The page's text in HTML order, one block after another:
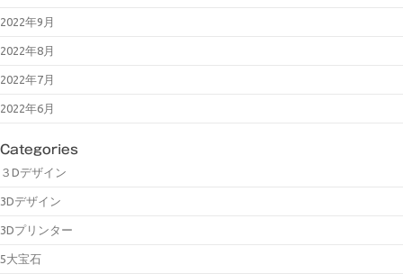
2022年9月
2022年8月
2022年7月
2022年6月
Categories
３Dデザイン
3Dデザイン
3Dプリンター
5大宝石